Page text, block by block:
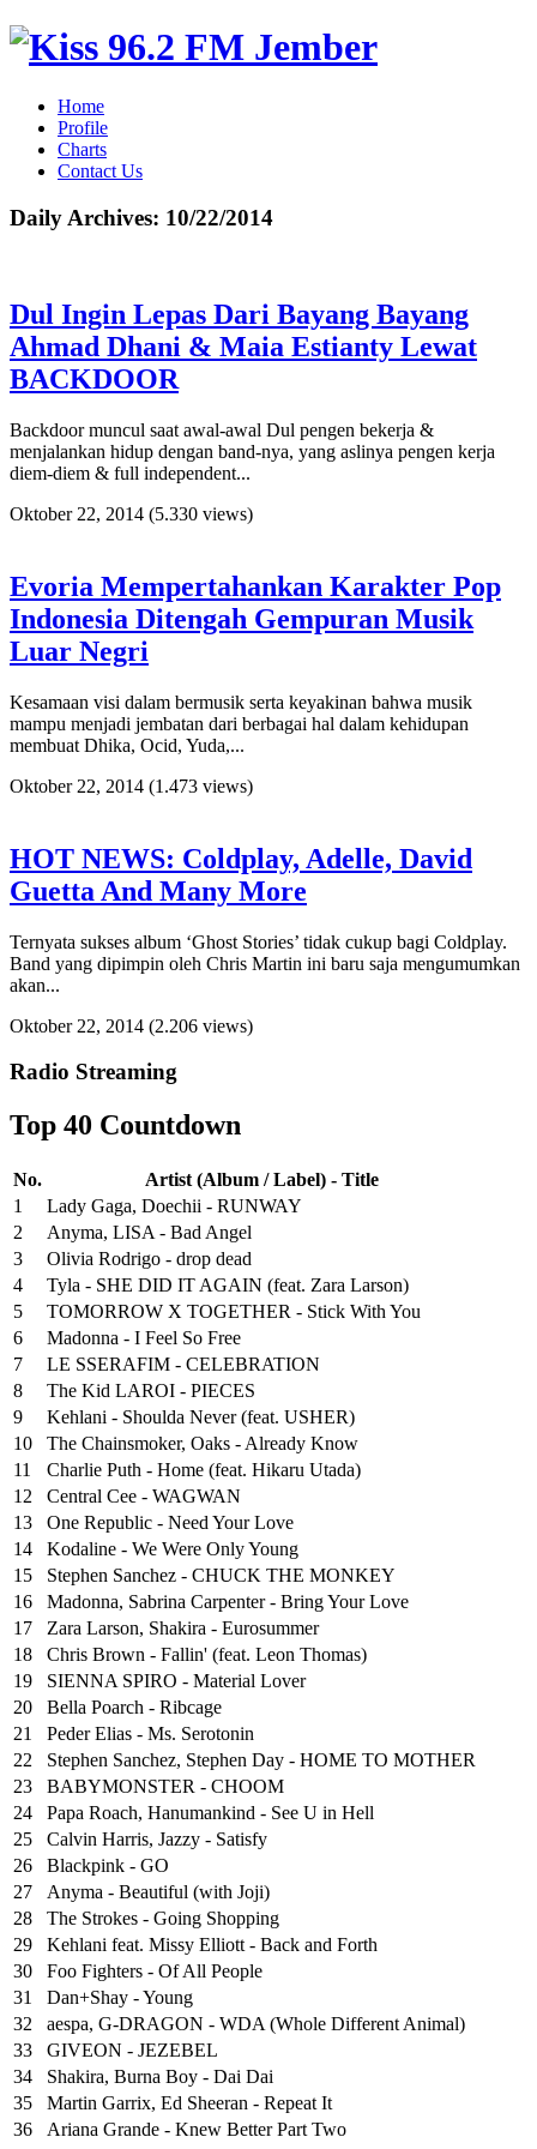
Home
Profile
Charts
Contact Us
Daily Archives: 10/22/2014
Dul Ingin Lepas Dari Bayang Bayang
Ahmad Dhani & Maia Estianty Lewat
BACKDOOR
Backdoor muncul saat awal-awal Dul pengen bekerja &
menjalankan hidup dengan band-nya, yang aslinya pengen kerja
diem-diem & full independent...
Oktober 22, 2014 (5.330 views)
Evoria Mempertahankan Karakter Pop
Indonesia Ditengah Gempuran Musik
Luar Negri
Kesamaan visi dalam bermusik serta keyakinan bahwa musik
mampu menjadi jembatan dari berbagai hal dalam kehidupan
membuat Dhika, Ocid, Yuda,...
Oktober 22, 2014 (1.473 views)
HOT NEWS: Coldplay, Adelle, David
Guetta And Many More
Ternyata sukses album ‘Ghost Stories’ tidak cukup bagi Coldplay.
Band yang dipimpin oleh Chris Martin ini baru saja mengumumkan
akan...
Oktober 22, 2014 (2.206 views)
Radio Streaming
Top 40 Countdown
No.
Artist (Album / Label) - Title
1
Lady Gaga, Doechii - RUNWAY
2
Anyma, LISA - Bad Angel
3
Olivia Rodrigo - drop dead
4
Tyla - SHE DID IT AGAIN (feat. Zara Larson)
5
TOMORROW X TOGETHER - Stick With You
6
Madonna - I Feel So Free
7
LE SSERAFIM - CELEBRATION
8
The Kid LAROI - PIECES
9
Kehlani - Shoulda Never (feat. USHER)
10
The Chainsmoker, Oaks - Already Know
11
Charlie Puth - Home (feat. Hikaru Utada)
12
Central Cee - WAGWAN
13
One Republic - Need Your Love
14
Kodaline - We Were Only Young
15
Stephen Sanchez - CHUCK THE MONKEY
16
Madonna, Sabrina Carpenter - Bring Your Love
17
Zara Larson, Shakira - Eurosummer
18
Chris Brown - Fallin' (feat. Leon Thomas)
19
SIENNA SPIRO - Material Lover
20
Bella Poarch - Ribcage
21
Peder Elias - Ms. Serotonin
22
Stephen Sanchez, Stephen Day - HOME TO MOTHER
23
BABYMONSTER - CHOOM
24
Papa Roach, Hanumankind - See U in Hell
25
⁠Calvin Harris, Jazzy - Satisfy
26
Blackpink - GO
27
Anyma - Beautiful (with Joji)
28
The Strokes - Going Shopping
29
Kehlani feat. Missy Elliott - Back and Forth
30
Foo Fighters - Of All People
31
Dan+Shay - Young
32
aespa, G-DRAGON - WDA (Whole Different Animal)
33
GIVEON - JEZEBEL
34
Shakira, Burna Boy - Dai Dai
35
Martin Garrix, Ed Sheeran - Repeat It
36
Ariana Grande - Knew Better Part Two